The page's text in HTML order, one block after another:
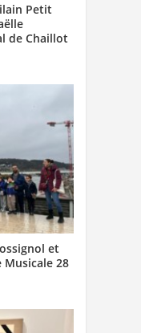
Petit
de Chaillot
et
Musicale 28